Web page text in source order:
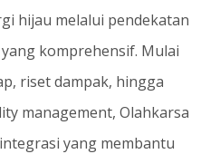
hijau melalui pendekatan
komprehensif. Mulai
riset dampak, hingga
management, Olahkarsa
yang membantu